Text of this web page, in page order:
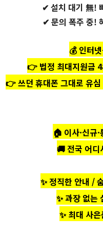
✔ 설치 대기 無!
✔ 문의 폭주 중!
💰 인터
👉법정 최대지원금
👉쓰던 휴대폰 그대로 유
🏠 이사·신규
🚚전국 어디
✨ 정직한 안내 /
✨ 과장 없는
✨ 최대 사